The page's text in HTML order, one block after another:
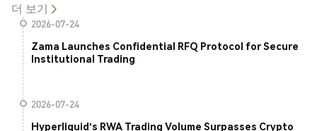
더 보기
2026-07-24
Zama Launches Confidential RFQ Protocol for Secure
Institutional Trading
2026-07-24
Hyperliquid's RWA Trading Volume Surpasses Crypto